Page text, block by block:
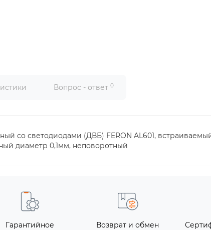
Вопрос - ответ 0
со светодиодами (ДВБ) FERON AL601,
диаметр 0,1мм, неповоротный
Гарантийное
Возврат и обмен